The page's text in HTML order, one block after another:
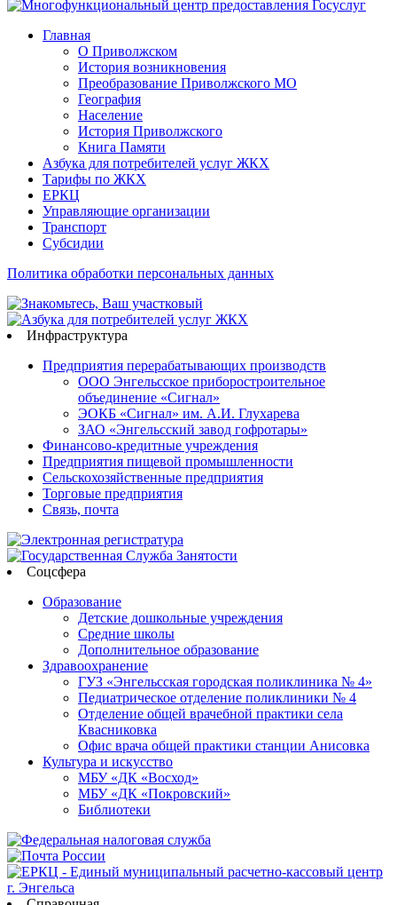
Главная
О Приволжском
История возникновения
Преобразование Приволжского МО
География
Население
История Приволжского
Книга Памяти
Азбука для потребителей услуг ЖКХ
Тарифы по ЖКХ
ЕРКЦ
Управляющие организации
Транспорт
Субсидии
Политика обработки персональных данных
Инфраструктура
Предприятия перерабатывающих производств
ООО Энгельсское приборостроительное
объединение «Сигнал»
ЭОКБ «Сигнал» им. А.И. Глухарева
ЗАО «Энгельсский завод гофротары»
Финансово-кредитные учреждения
Предприятия пищевой промышленности
Сельскохозяйственные предприятия
Торговые предприятия
Связь, почта
Соцсфера
Образование
Детские дошкольные учреждения
Средние школы
Дополнительное образование
Здравоохранение
ГУЗ «Энгельсская городская поликлиника № 4»
Педиатрическое отделение поликлиники № 4
Отделение общей врачебной практики села
Квасниковка
Офис врача общей практики станции Анисовка
Культура и искусство
МБУ «ДК «Восход»
МБУ «ДК «Покровский»
Библиотеки